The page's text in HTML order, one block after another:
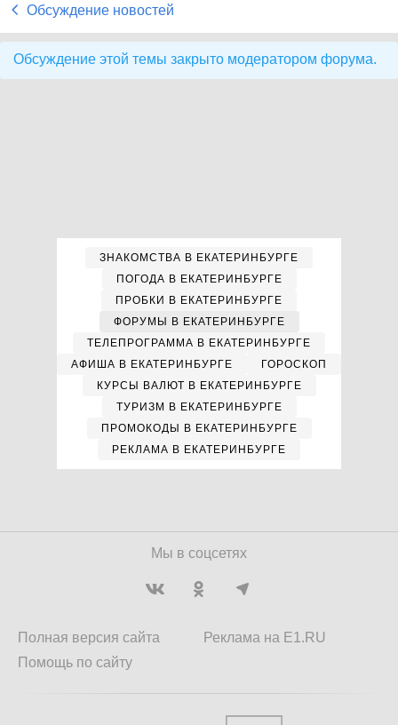
Обсуждение новостей
Обсуждение этой темы закрыто модератором форума.
ЗНАКОМСТВА В ЕКАТЕРИНБУРГЕ
ПОГОДА В ЕКАТЕРИНБУРГЕ
ПРОБКИ В ЕКАТЕРИНБУРГЕ
ФОРУМЫ В ЕКАТЕРИНБУРГЕ
ТЕЛЕПРОГРАММА В ЕКАТЕРИНБУРГЕ
АФИША В ЕКАТЕРИНБУРГЕ
ГОРОСКОП
КУРСЫ ВАЛЮТ В ЕКАТЕРИНБУРГЕ
ТУРИЗМ В ЕКАТЕРИНБУРГЕ
ПРОМОКОДЫ В ЕКАТЕРИНБУРГЕ
РЕКЛАМА В ЕКАТЕРИНБУРГЕ
Мы в соцсетях
Полная версия сайта
Помощь по сайту
Реклама на E1.RU